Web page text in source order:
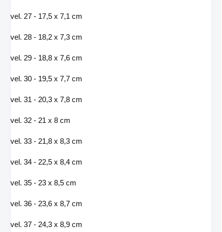
vel. 27 - 17,5 x 7,1 cm
vel. 28 - 18,2 x 7,3 cm
vel. 29 - 18,8 x 7,6 cm
vel. 30 - 19,5 x 7,7 cm
vel. 31 - 20,3 x 7,8 cm
vel. 32 - 21 x 8 cm
vel. 33 - 21,8 x 8,3 cm
vel. 34 - 22,5 x 8,4 cm
vel. 35 - 23 x 8,5 cm
vel. 36 - 23,6 x 8,7 cm
vel. 37 - 24,3 x 8,9 cm